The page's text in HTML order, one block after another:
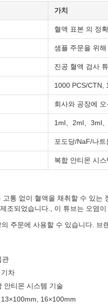
가치
혈액 표본 의 정
샘플 주문을 위
진공 혈액 검사
1000 PCS/CTN,
회사와 공장에
1ml、2ml、3ml
포도당/NaF/나
복합 안티몬 시스
고통 없이 혈액을 채취할 수 있
조되었습니다., 이 튜브는 오염
주문에 사용할 수 있습니다. 브
관
차
안티몬 시스템 기술
16×100mm